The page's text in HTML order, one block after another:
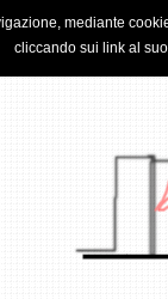
POLICY
mediante
cliccando sui link al